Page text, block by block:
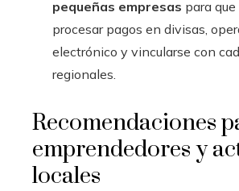
pequeñas empresas para
procesar pagos en divisas,
electrónico y vincularse con
regionales.
Recomendaciones
emprendedores y
locales